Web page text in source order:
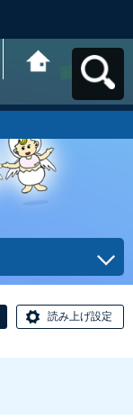
ラミラネットへ
読み上げ設定